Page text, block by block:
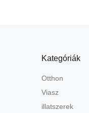
Kategóriák
Otthon
Viasz
illatszerek